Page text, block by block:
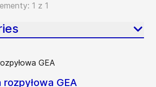
1 z 1
rozpyłowa GEA